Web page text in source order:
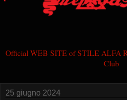
Official WEB SITE of STILE ALFA
Club
25 giugno 2024